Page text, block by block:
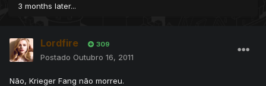
3 months later...
Lordfire 309
Postado Outubro 16, 2011
Não, Krieger Fang não morreu.